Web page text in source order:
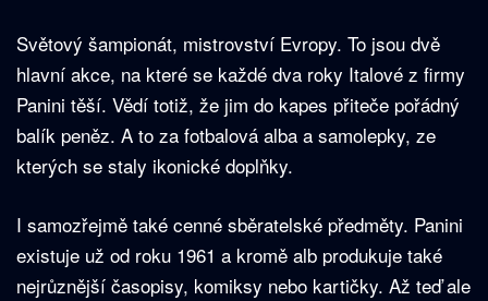
Světový šampionát, mistrovství Evropy. To jsou dvě
hlavní akce, na které se každé dva roky Italové z firmy
Panini těší. Vědí totiž, že jim do kapes přiteče pořádný
balík peněz. A to za fotbalová alba a samolepky, ze
kterých se staly ikonické doplňky.
I samozřejmě také cenné sběratelské předměty. Panini
existuje už od roku 1961 a kromě alb produkuje také
nejrůznější časopisy, komiksy nebo kartičky. Až teď ale